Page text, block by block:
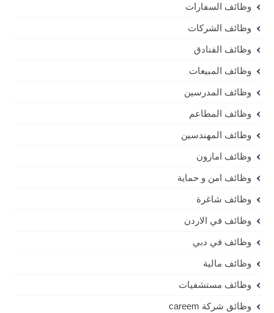
وظائف السفارات
وظائف الشركات
وظائف الفنادق
وظائف المبيعات
وظائف المدرسين
وظائف المطاعم
وظائف المهندسين
وظائف امازون
وظائف امن و حماية
وظائف شاغرة
وظائف في الاردن
وظائف في دبي
وظائف مالية
وظائف مستشفيات
وظائق شركة careem